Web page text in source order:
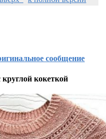
сообщение
кокеткой